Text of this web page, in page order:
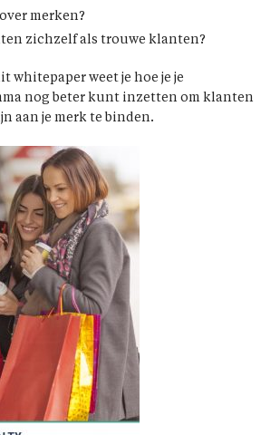
merken?
zichzelf als trouwe klanten?
whitepaper weet je hoe je je
nog beter kunt inzetten om klanten
aan je merk te binden.